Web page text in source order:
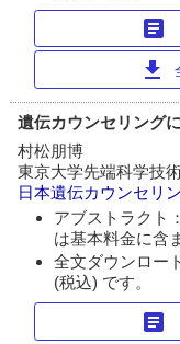
article
download
遺伝カウンセリング
村松朋博
東京大学先端科学技
日本遺伝カウンセリ
アブストラクト
は基本料金に含
全文ダウンロー
(税込) です。
article